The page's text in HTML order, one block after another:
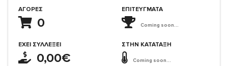
ΑΓΟΡΈΣ
0
ΈΧΕΙ ΣΥΛΛΈΞΕΙ
0,00€
ΕΠΙΤΕΎΓΜΑΤΑ
Coming soon...
ΣΤΗΝ ΚΑΤΆΤΑΞΗ
Coming soon...